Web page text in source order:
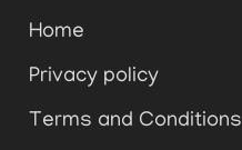
Home
Privacy policy
Terms and Conditions